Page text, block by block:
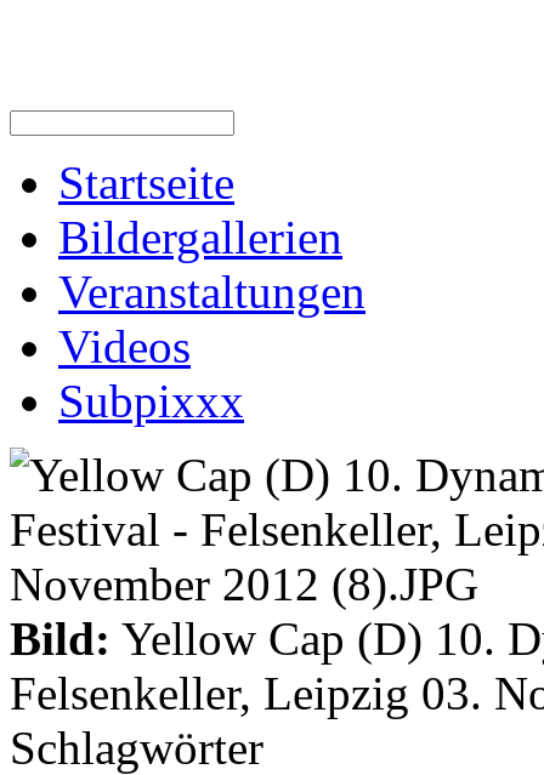
Startseite
Bildergallerien
Veranstaltungen
Videos
Subpixxx
Bild: Yellow Cap (D) 10.
Felsenkeller, Leipzig 03.
Schlagwörter